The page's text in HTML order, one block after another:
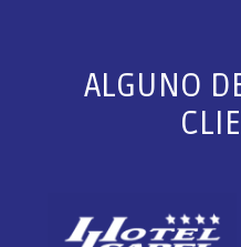
ALGUNO